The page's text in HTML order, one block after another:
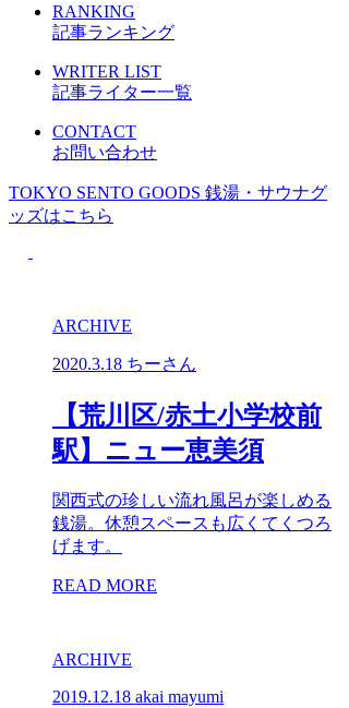
RANKING
記事ランキング
WRITER LIST
記事ライター一覧
CONTACT
お問い合わせ
TOKYO SENTO GOODS 銭湯・サウナグ
ッズはこちら
ARCHIVE
2020.3.18 ちーさん
【荒川区/赤土小学校前
駅】ニュー恵美須
関西式の珍しい流れ風呂が楽しめる
銭湯。休憩スペースも広くてくつろ
げます。
READ MORE
ARCHIVE
2019.12.18 akai mayumi